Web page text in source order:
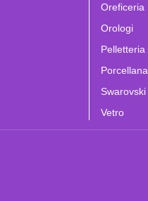
Oreficeria
Orologi
Pelletteria
Porcellana
Swarovski
Vetro